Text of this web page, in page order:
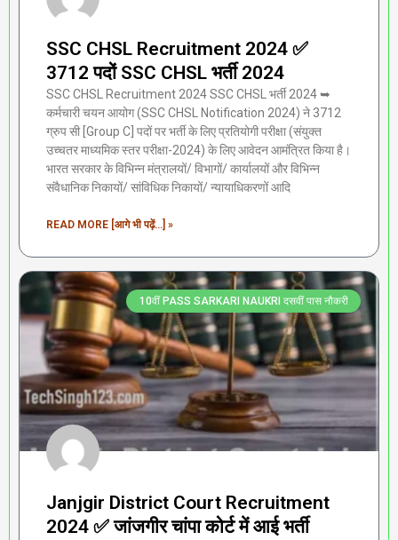
SSC CHSL Recruitment 2024 ✅
3712 पदों SSC CHSL भर्ती 2024
SSC CHSL Recruitment 2024 SSC CHSL भर्ती 2024 ➥
कर्मचारी चयन आयोग (SSC CHSL Notification 2024) ने 3712
ग्रुप सी [Group C] पदों पर भर्ती के लिए प्रतियोगी परीक्षा (संयुक्त
उच्चतर माध्यमिक स्तर परीक्षा-2024) के लिए आवेदन आमंत्रित किया है।
भारत सरकार के विभिन्न मंत्रालयों/ विभागों/ कार्यालयों और विभिन्न
संवैधानिक निकायों/ सांविधिक निकायों/ न्यायाधिकरणों आदि
READ MORE [आगे भी पढ़ें...] »
10वीं PASS SARKARI NAUKRI दसवीं पास नौकरी
Janjgir District Court Recruitment
2024 ✅ जांजगीर चांपा कोर्ट में आई भर्ती